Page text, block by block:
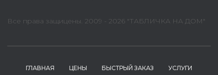
Все права защицены. 2009 - 2026 "ТАБЛИЧКА НА ДОМ"
ГЛАВНАЯ ЦЕНЫ БЫСТРЫЙ ЗАКАЗ УСЛУГИ